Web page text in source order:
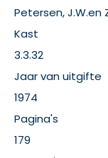
Petersen, J.W.en
Kast
3.3.32
Jaar van uitgifte
1974
Pagina's
179